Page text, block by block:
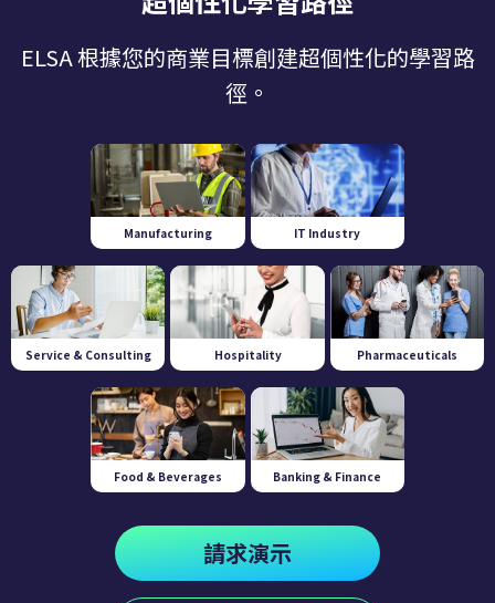
ELSA 根據您的商業目標創建超個性化的學習路
徑。
Manufacturing IT Industry
Service & Consulting Hospitality Pharmaceuticals
Food & Beverages Banking & Finance
請求演示